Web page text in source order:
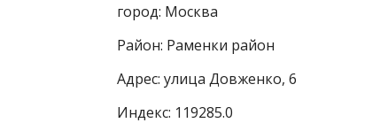
город: Москва
Район: Раменки район
Адрес: улица Довженко, 6
Индекс: 119285.0